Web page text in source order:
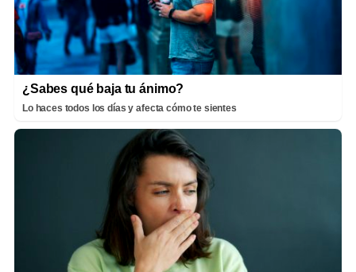
¿Sabes qué baja tu ánimo?
Lo haces todos los días y afecta cómo te sientes